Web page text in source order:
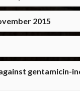
2015
gentamicin-